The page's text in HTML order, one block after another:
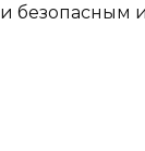
безопасным и